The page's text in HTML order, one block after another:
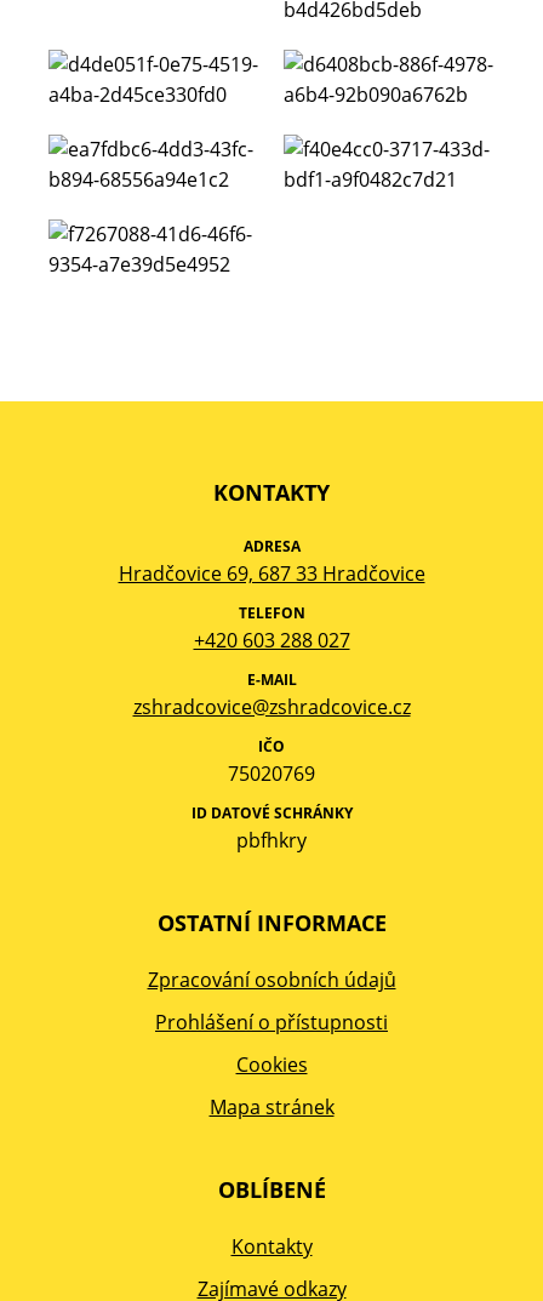
KONTAKTY
ADRESA
Hradčovice 69, 687 33 Hradčovice
TELEFON
+420 603 288 027
E-MAIL
zshradcovice@zshradcovice.cz
IČO
75020769
ID DATOVÉ SCHRÁNKY
pbfhkry
OSTATNÍ INFORMACE
Zpracování osobních údajů
Prohlášení o přístupnosti
Cookies
Mapa stránek
OBLÍBENÉ
Kontakty
Zajímavé odkazy